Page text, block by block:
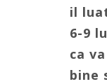
il
6-9
ca
bine